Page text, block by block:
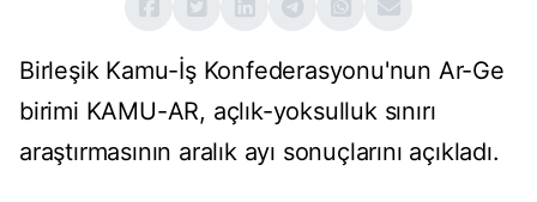
Birleşik Kamu-İş Konfederasyonu'nun Ar-Ge
birimi KAMU-AR, açlık-yoksulluk sınırı
araştırmasının aralık ayı sonuçlarını açıkladı.